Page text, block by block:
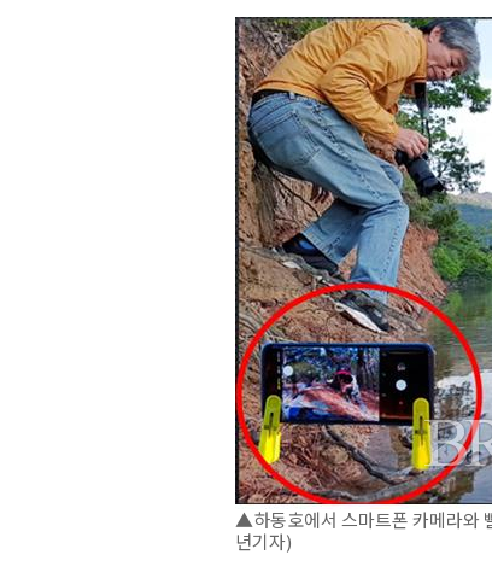
▲하동호에서 스마트폰 카메라와
년기자)